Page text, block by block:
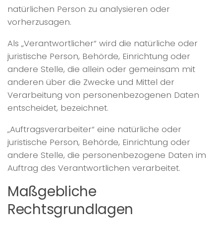
natürlichen Person zu analysieren oder
vorherzusagen.
Als „Verantwortlicher“ wird die natürliche oder
juristische Person, Behörde, Einrichtung oder
andere Stelle, die allein oder gemeinsam mit
anderen über die Zwecke und Mittel der
Verarbeitung von personenbezogenen Daten
entscheidet, bezeichnet.
„Auftragsverarbeiter“ eine natürliche oder
juristische Person, Behörde, Einrichtung oder
andere Stelle, die personenbezogene Daten im
Auftrag des Verantwortlichen verarbeitet.
Maßgebliche
Rechtsgrundlagen